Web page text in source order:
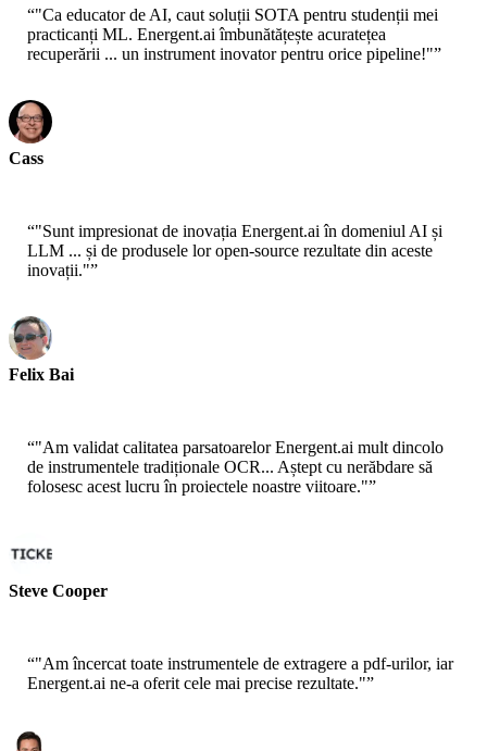
“"Ca educator de AI, caut soluții SOTA pentru studenții mei
practicanți ML. Energent.ai îmbunătățește acuratețea
recuperării ... un instrument inovator pentru orice pipeline!"”
Cass
“"Sunt impresionat de inovația Energent.ai în domeniul AI și
LLM ... și de produsele lor open-source rezultate din aceste
inovații."”
Felix Bai
“"Am validat calitatea parsatoarelor Energent.ai mult dincolo
de instrumentele tradiționale OCR... Aștept cu nerăbdare să
folosesc acest lucru în proiectele noastre viitoare."”
Steve Cooper
“"Am încercat toate instrumentele de extragere a pdf-urilor, iar
Energent.ai ne-a oferit cele mai precise rezultate."”